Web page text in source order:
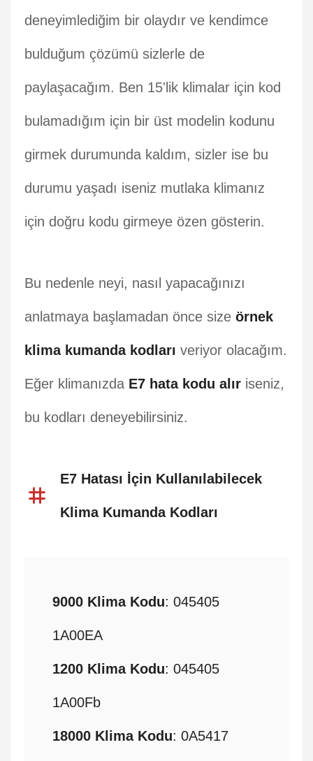
deneyimlediğim bir olaydır ve kendimce
bulduğum çözümü sizlerle de
paylaşacağım. Ben 15'lik klimalar için kod
bulamadığım için bir üst modelin kodunu
girmek durumunda kaldım, sizler ise bu
durumu yaşadı iseniz mutlaka klimanız
için doğru kodu girmeye özen gösterin.
Bu nedenle neyi, nasıl yapacağınızı
anlatmaya başlamadan önce size örnek
klima kumanda kodları veriyor olacağım.
Eğer klimanızda E7 hata kodu alır iseniz,
bu kodları deneyebilirsiniz.
E7 Hatası İçin Kullanılabilecek
Klima Kumanda Kodları
9000 Klima Kodu: 045405
1A00EA
1200 Klima Kodu: 045405
1A00Fb
18000 Klima Kodu: 0A5417